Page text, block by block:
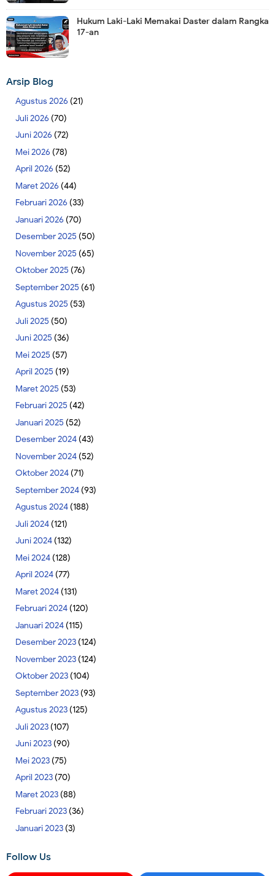
Hukum Laki-Laki Memakai Daster dalam Rangka
17-an
Arsip Blog
Agustus 2026 (21)
Juli 2026 (70)
Juni 2026 (72)
Mei 2026 (78)
April 2026 (52)
Maret 2026 (44)
Februari 2026 (33)
Januari 2026 (70)
Desember 2025 (50)
November 2025 (65)
Oktober 2025 (76)
September 2025 (61)
Agustus 2025 (53)
Juli 2025 (50)
Juni 2025 (36)
Mei 2025 (57)
April 2025 (19)
Maret 2025 (53)
Februari 2025 (42)
Januari 2025 (52)
Desember 2024(43)
November 2024(52)
Oktober 2024(71)
September 2024(93)
Agustus 2024(188)
Juli 2024(121)
Juni 2024(132)
Mei 2024(128)
April 2024(77)
Maret 2024(131)
Februari 2024(120)
Januari 2024(115)
Desember 2023(124)
November 2023(124)
Oktober 2023(104)
September 2023(93)
Agustus 2023(125)
Juli 2023(107)
Juni 2023(90)
Mei 2023(75)
April 2023(70)
Maret 2023(88)
Februari 2023(36)
Januari 2023(3)
Follow Us